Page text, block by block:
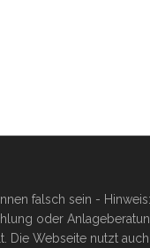
falsch sein -
oder
Die Webseite nutzt